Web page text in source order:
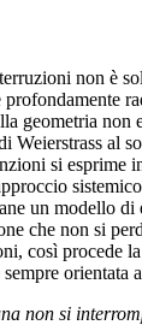
non è
geometria non
Weierstrass al
si esprime
un modello di
che non si
così procede
orientata
non si